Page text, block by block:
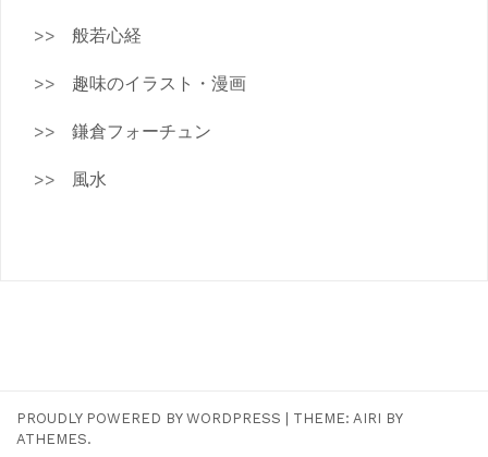
般若心経
趣味のイラスト・漫画
鎌倉フォーチュン
風水
PROUDLY POWERED BY WORDPRESS THEME: AIRI BY
ATHEMES.